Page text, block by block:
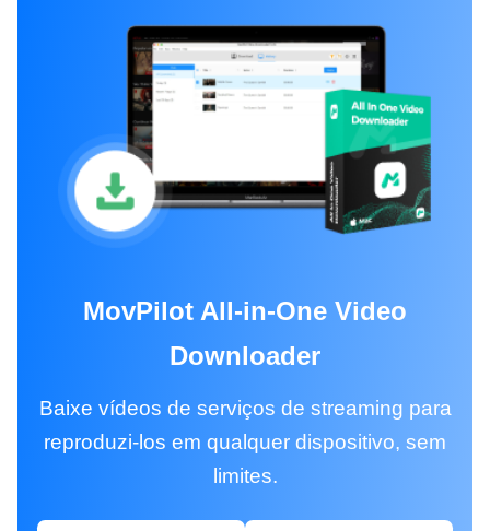
MovPilot All-in-One Video
Downloader
Baixe vídeos de serviços de streaming para
reproduzi-los em qualquer dispositivo, sem
limites.